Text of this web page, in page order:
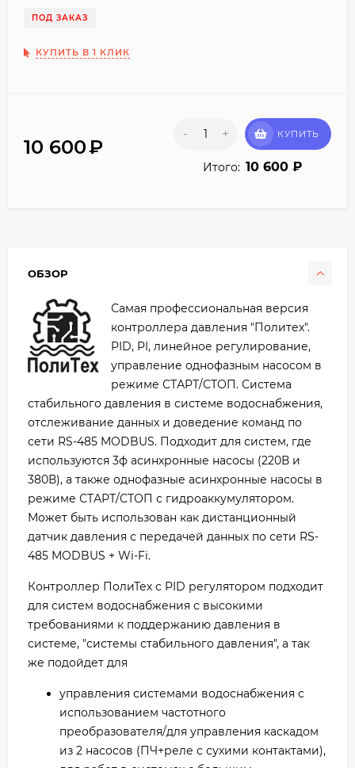
ПОД ЗАКАЗ
КУПИТЬ В 1 КЛИК
10 600₽
- + КУПИТЬ
Итого: 10 600 ₽
ОБЗОР
Самая профессиональная версия
контроллера давления "Политех".
PID, PI, линейное регулирование,
управление однофазным насосом в
режиме СТАРТ/СТОП. Система
стабильного давления в системе водоснабжения,
отслеживание данных и доведение команд по
сети RS-485 MODBUS. Подходит для систем, где
используются 3ф асинхронные насосы (220В и
380В), а также однофазные асинхронные насосы в
режиме СТАРТ/СТОП с гидроаккумулятором.
Может быть использован как дистанционный
датчик давления с передачей данных по сети RS-
485 MODBUS + Wi-Fi.
Контроллер ПолиТех с PID регулятором подходит
для систем водоснабжения с высокими
требованиями к поддержанию давления в
системе, "системы стабильного давления", а так
же подойдет для
управления системами водоснабжения с
использованием частотного
преобразователя/для управления каскадом
из 2 насосов (ПЧ+реле с сухими контактами),